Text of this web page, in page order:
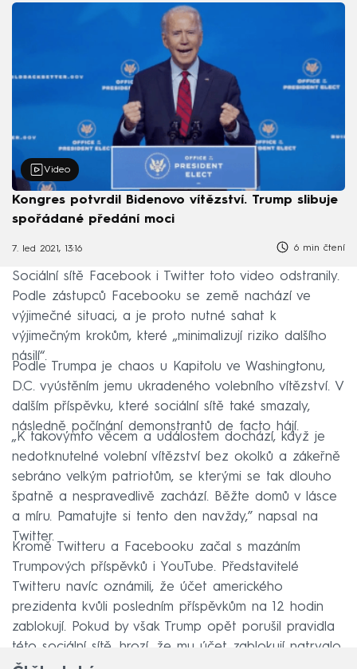
Video
Kongres potvrdil Bidenovo vítězství. Trump slibuje
spořádané předání moci
7. led 2021, 13:16 6 min čtení
Sociální sítě Facebook i Twitter toto video odstranily.
Podle zástupců Facebooku se země nachází ve
výjimečné situaci, a je proto nutné sahat k
výjimečným krokům, které „minimalizují riziko dalšího
násilí“.
Podle Trumpa je chaos u Kapitolu ve Washingtonu,
D.C. vyústěním jemu ukradeného volebního vítězství. V
dalším příspěvku, které sociální sítě také smazaly,
následně počínání demonstrantů de facto hájí.
„K takovýmto věcem a událostem dochází, když je
nedotknutelné volební vítězství bez okolků a zákeřně
sebráno velkým patriotům, se kterými se tak dlouho
špatně a nespravedlivě zachází. Běžte domů v lásce
a míru. Pamatujte si tento den navždy,” napsal na
Twitter.
Kromě Twitteru a Facebooku začal s mazáním
Trumpových příspěvků i YouTube. Představitelé
Twitteru navíc oznámili, že účet amerického
prezidenta kvůli posledním příspěvkům na 12 hodin
zablokují. Pokud by však Trump opět porušil pravidla
této sociální sítě, hrozí, že mu účet zablokují natrvalo.